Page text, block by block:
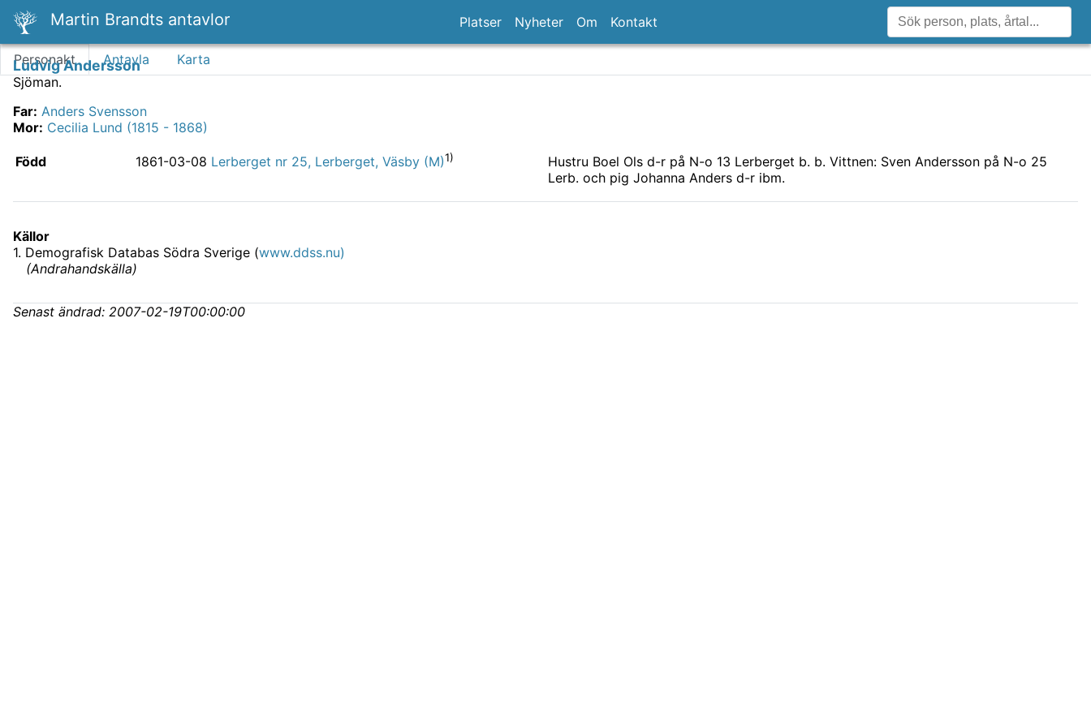
Martin Brandts antavlor Platser Nyheter Om Kontakt
Personakt Antavla Karta
Ludvig Andersson
Sjöman.
Far: Anders Svensson
Mor: Cecilia Lund (1815 - 1868)
Född 1861-03-08 Lerberget nr 25, Lerberget, Väsby (M)1)
Hustru Boel Ols d-r på N-o 13 Lerberget b. b. Vittnen: Sven Andersson på N-o 25
Lerb. och pig Johanna Anders d-r ibm.
Källor
1. Demografisk Databas Södra Sverige (www.ddss.nu)
(Andrahandskälla)
Senast ändrad: 2007-02-19T00:00:00